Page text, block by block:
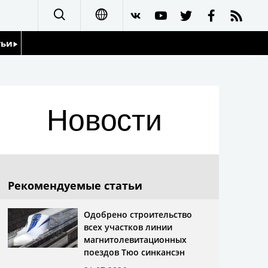
العربية
Новости
Рекомендуемые статьи
Одобрено строительство
всех участков линии
магнитолевитационных
поездов Тюо синкансэн